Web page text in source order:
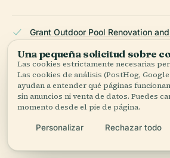
Grant Outdoor Pool Renovation
Grant Park Neighborhood
Summer Free For All Cultural
Una pequeña solicitud sobre
Las cookies estrictamente necesarias
Las cookies de análisis (PostHog,
ayudan a entender qué páginas
sin anuncios ni venta de datos. Puedes
momento desde el pie de página.
Personalizar Rechazar todo